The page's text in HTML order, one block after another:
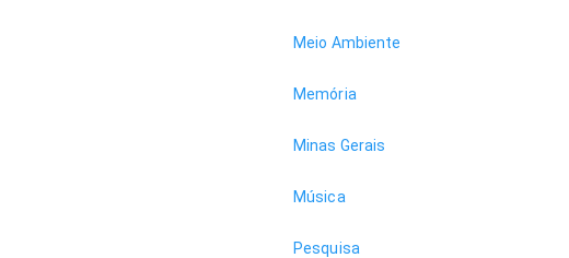
Meio Ambiente
Memória
Minas Gerais
Música
Pesquisa